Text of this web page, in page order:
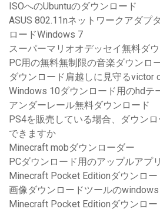
ISOへのUbuntuのダウンロード
ASUS 802.11nネットワークアダプ
ロードWindows 7
スーパーマリオオデッセイ無料ダ
PC用の無料無制限の音楽ダウンロ
ダウンロード肩越しに見守るvictor
Windows 10ダウンロード用のhdテ
アンダーレール無料ダウンロード
PS4を販売している場合、ダウン
できますか
Minecraft mobダウンローダー
PCダウンロード用のアップルアプリ
Minecraft Pocket Editionダウンロー
画像ダウンロードツールの
Minecraft Pocket Editionダウンロー